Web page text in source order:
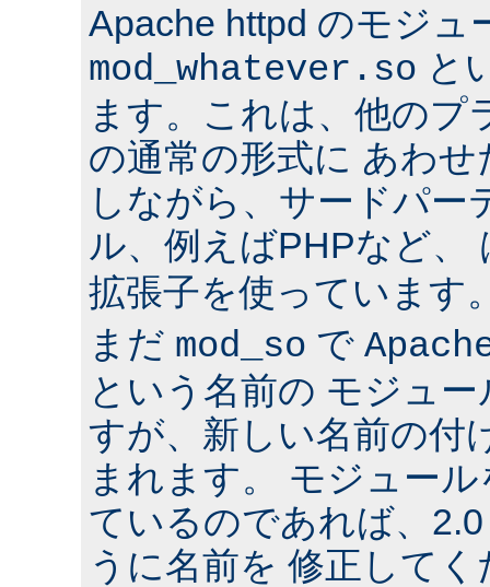
Apache httpd のモジュ
mod_whatever.so と
ます。これは、他のプ
の通常の形式に あわ
しながら、サードパー
ル、例えばPHPなど、
拡張子を使っています
まだ mod_so で
という名前の モジュ
すが、新しい名前の付
まれます。 モジュー
ているのであれば、
うに名前を 修正して